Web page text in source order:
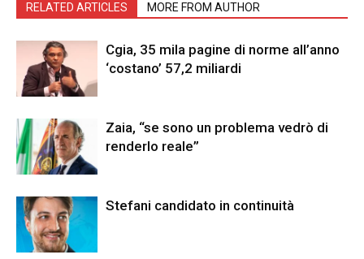
RELATED ARTICLES MORE FROM AUTHOR
Cgia, 35 mila pagine di norme all’anno
‘costano’ 57,2 miliardi
Zaia, “se sono un problema vedrò di
renderlo reale”
Stefani candidato in continuità